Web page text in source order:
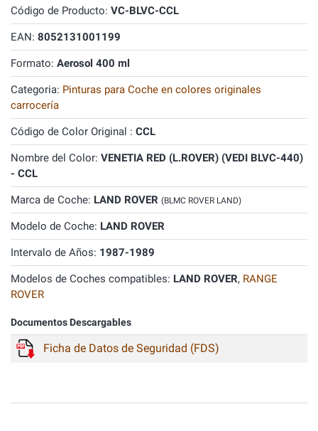
Código de Producto: VC-BLVC-CCL
EAN: 8052131001199
Formato: Aerosol 400 ml
Categoria: Pinturas para Coche en colores originales
carrocería
Código de Color Original : CCL
Nombre del Color: VENETIA RED (L.ROVER) (VEDI BLVC-440)
- CCL
Marca de Coche: LAND ROVER (BLMC ROVER LAND)
Modelo de Coche: LAND ROVER
Intervalo de Años: 1987-1989
Modelos de Coches compatibles: LAND ROVER, RANGE
ROVER
Documentos Descargables
Ficha de Datos de Seguridad (FDS)